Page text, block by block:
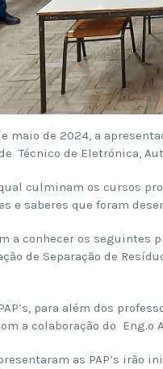
maio de 2024, a
Técnico de Eletrónica,
qual culminam os cursos
e saberes que foram
a conhecer os seguintes
de Separação de
para além dos
a colaboração do Eng.º
as PAP’s irão